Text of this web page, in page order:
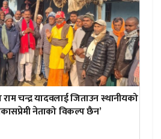
चन्द्र यादवलाई जिताउन स्थानीयको
नेताको विकल्प छैन’